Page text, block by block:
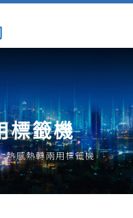
標籤機
熱感熱轉兩用標籤機